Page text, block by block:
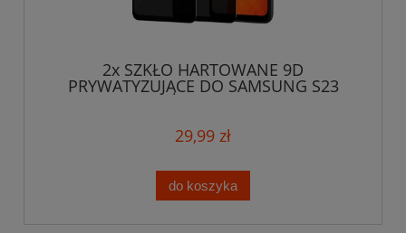
2x SZKŁO HARTOWANE 9D
PRYWATYZUJĄCE DO SAMSUNG S23
PRIVACY ANTY SPY
29,99 zł
do koszyka